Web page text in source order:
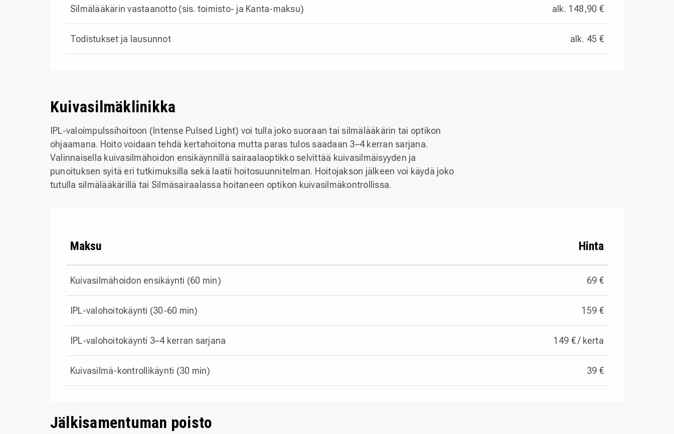
Silmälääkärin vastaanotto (sis. toimisto- ja Kanta-maksu) alk. 148,90 €
Todistukset ja lausunnot alk. 45 €
Kuivasilmäklinikka
IPL-valoimpulssihoitoon (Intense Pulsed Light) voi tulla joko suoraan tai silmälääkärin tai optikon
ohjaamana. Hoito voidaan tehdä kertahoitona mutta paras tulos saadaan 3–4 kerran sarjana.
Valinnaisella kuivasilmähoidon ensikäynnillä sairaalaoptikko selvittää kuivasilmäisyyden ja
punoituksen syitä eri tutkimuksilla sekä laatii hoitosuunnitelman. Hoitojakson jälkeen voi käydä joko
tutulla silmälääkärillä tai Silmäsairaalassa hoitaneen optikon kuivasilmäkontrollissa.
Maksu Hinta
Kuivasilmähoidon ensikäynti (60 min) 69 €
IPL-valohoitokäynti (30-60 min) 159 €
IPL-valohoitokäynti 3–4 kerran sarjana 149 € / kerta
Kuivasilmä-kontrollikäynti (30 min) 39 €
Jälkisamentuman poisto